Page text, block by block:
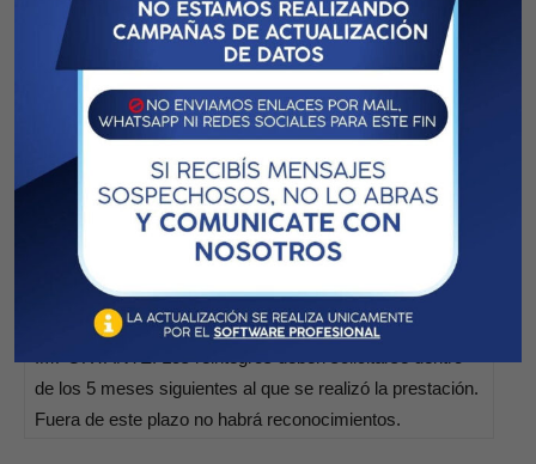
– Radiografías cuando corresponda o lo requiera la Auditoria
Odontológica.
MEDICAMENTOS(Únicamente por compras fuera de la 1º
Circunscripción de la Pcia. Santa Fe o por complemento)
– Datos del afiliado (Nombre, apellido, Nº de matrícula)
– Plan de cobertura
– Prescripción médica (receta) con diagnóstico
– Troquel
– Factura, recibo o ticket s/normas AFIP (original).
de los 5 meses siguientes al que se realizó la prestación.
Fuera de este plazo no habrá reconocimientos.